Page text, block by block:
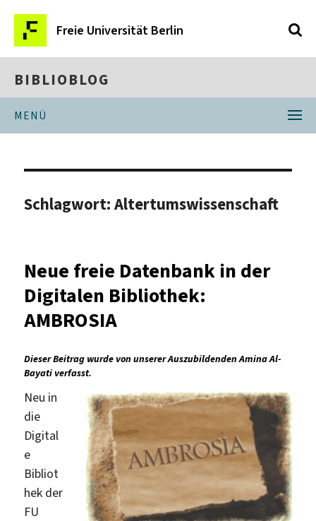
Freie Universität Berlin
BIBLIOBLOG
MENÜ
Schlagwort:Altertumswissenschaft
Neue freie Datenbank in der
Digitalen Bibliothek:
AMBROSIA
Dieser Beitrag wurde von unserer Auszubildenden Amina Al-
Bayati verfasst.
Neu in
die
Digital
e
Bibliot
hek der
FU